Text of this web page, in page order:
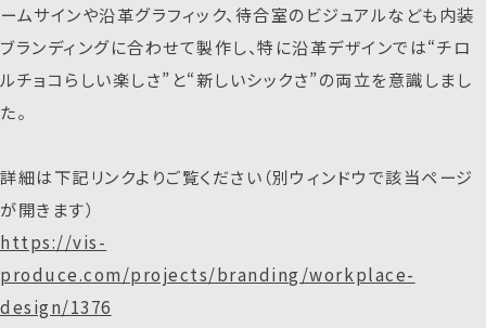
ームサインや沿革グラフィック、待合室のビジュアルなども内装
ブランディングに合わせて製作し、特に沿革デザインでは“チロ
ルチョコらしい楽しさ”と“新しいシックさ”の両立を意識しまし
た。
詳細は下記リンクよりご覧ください（別ウィンドウで該当ページ
が開きます）
https://vis-
produce.com/projects/branding/workplace-
design/1376